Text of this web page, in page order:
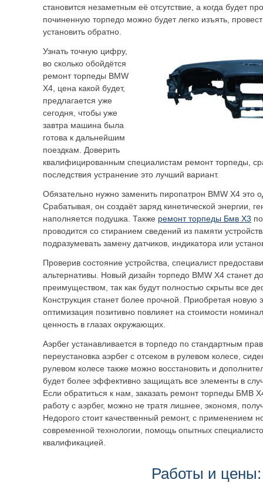
становится незаметным её отсутствие, а когда будет
починенную торпедо можно будет легко изъять,
установить обратно.
Узнать точную цифру,
во сколько обойдётся
ремонт торпеды BMW
X4, цена какой будет,
предлагается уже
сегодня, чтобы уже
завтра машина была
готова к дальнейшим
поездкам. Доверить
квалифицированным специалистам ремонт торпеды,
последствия устранение это лучший вариант.
Обязательно нужно заменить пиропатрон BMW X4 это
Срабатывая, он создаёт заряд кинетической энергии,
наполняется подушка. Также ремонт торпеды Бмв Х3
проводится со стиранием сведений из памяти
подразумевать замену датчиков, индикатора или
Проверив состояние устройства, специалист
альтернативы. Новый дизайн торпедо BMW X4 станет
преимуществом, так как будут полностью скрыты все
Конструкция станет более прочной. Приобретая новую
оптимизация позитивно повлияет на стоимости
ценность в глазах окружающих.
Аэрбег устанавливается в торпедо по стандартным
переустановка аэрбег с отсеком в рулевом колесе,
рулевом колесе также можно восстановить и
будет более эффективно защищать все элементы в
Если обратиться к нам, заказать ремонт торпеды БМВ
работу с аэрбег, можно не тратя лишнее, экономя,
Недорого стоит качественный ремонт, с применением
современной технологии, помощь опытных
квалификацией.
Работы и цены: